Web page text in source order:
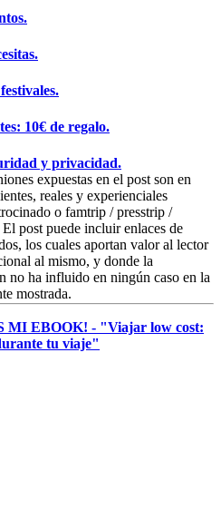
10€ de regalo.
y privacidad.
expuestas en el post son en
reales y experienciales
o famtrip / presstrip /
post puede incluir enlaces de
los cuales aportan valor al lector
al mismo, y donde la
no ha influido en ningún caso en la
mostrada.
MI EBOOK! - "Viajar low cost:
tu viaje"